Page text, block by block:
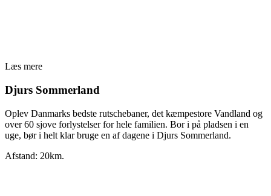
Læs mere
Djurs Sommerland
Oplev Danmarks bedste rutschebaner, det kæmpestore Vandland og
over 60 sjove forlystelser for hele familien. Bor i på pladsen i en
uge, bør i helt klar bruge en af dagene i Djurs Sommerland.
Afstand: 20km.